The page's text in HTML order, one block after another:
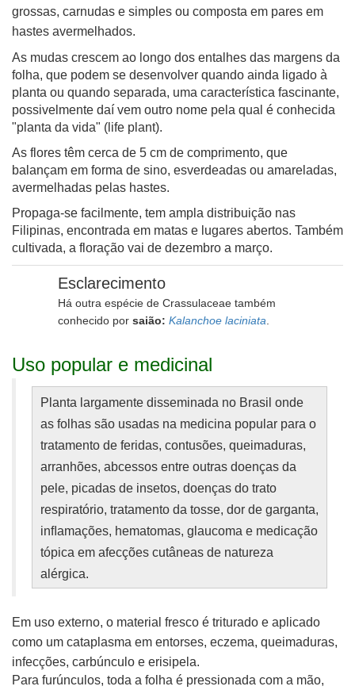
grossas, carnudas e simples ou composta em pares em
hastes avermelhados.
As mudas crescem ao longo dos entalhes das margens da
folha, que podem se desenvolver quando ainda ligado à
planta ou quando separada, uma característica fascinante,
possivelmente daí vem outro nome pela qual é conhecida
"planta da vida" (life plant).
As flores têm cerca de 5 cm de comprimento, que
balançam em forma de sino, esverdeadas ou amareladas,
avermelhadas pelas hastes.
Propaga-se facilmente, tem ampla distribuição nas
Filipinas, encontrada em matas e lugares abertos. Também
cultivada, a floração vai de dezembro a março.
Esclarecimento
Há outra espécie de Crassulaceae também
conhecido por saião: Kalanchoe laciniata.
Uso popular e medicinal
Planta largamente disseminada no Brasil onde
as folhas são usadas na medicina popular para o
tratamento de feridas, contusões, queimaduras,
arranhões, abcessos entre outras doenças da
pele, picadas de insetos, doenças do trato
respiratório, tratamento da tosse, dor de garganta,
inﬂamações, hematomas, glaucoma e medicação
tópica em afecções cutâneas de natureza
alérgica.
Em uso externo, o material fresco é triturado e aplicado
como um cataplasma em entorses, eczema, queimaduras,
infecções, carbúnculo e erisipela.
Para furúnculos, toda a folha é pressionada com a mão,